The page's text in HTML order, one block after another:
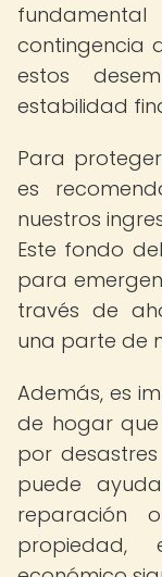
contingencia
estos
estabilidad
Para
es
nuestros
Este fondo
para
través de
una parte de
Además, es
de hogar
por
puede
reparación